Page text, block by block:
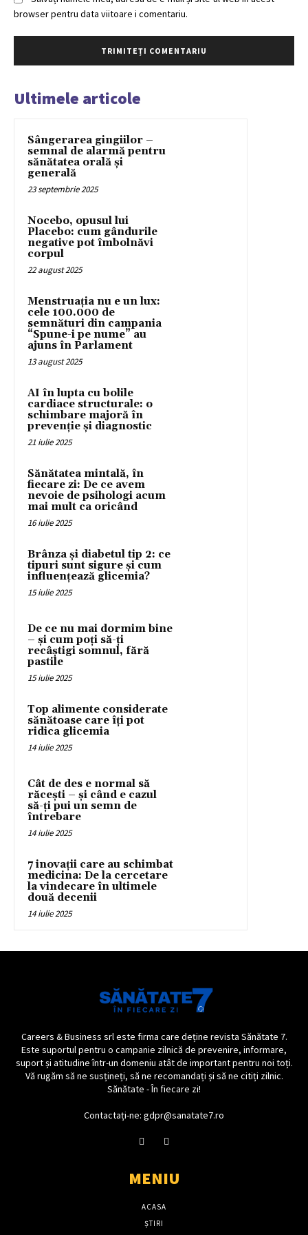
browser pentru data viitoare i comentariu.
Ultimele articole
Sângerarea gingiilor –
semnal de alarmă pentru
sănătatea orală și
generală
23 septembrie 2025
Nocebo, opusul lui
Placebo: cum gândurile
negative pot îmbolnăvi
corpul
22 august 2025
Menstruația nu e un lux:
cele 100.000 de
semnături din campania
“Spune-i pe nume” au
ajuns în Parlament
13 august 2025
AI în lupta cu bolile
cardiace structurale: o
schimbare majoră în
prevenție și diagnostic
21 iulie 2025
Sănătatea mintală, în
fiecare zi: De ce avem
nevoie de psihologi acum
mai mult ca oricând
16 iulie 2025
Brânza și diabetul tip 2: ce
tipuri sunt sigure și cum
influențează glicemia?
15 iulie 2025
De ce nu mai dormim bine
– și cum poți să-ți
recâștigi somnul, fără
pastile
15 iulie 2025
Top alimente considerate
sănătoase care îți pot
ridica glicemia
14 iulie 2025
Cât de des e normal să
răcești – și când e cazul
să-ți pui un semn de
întrebare
14 iulie 2025
7 inovații care au schimbat
medicina: De la cercetare
la vindecare în ultimele
două decenii
14 iulie 2025
Careers & Business srl este firma care deține revista Sănătate 7.
Este suportul pentru o campanie zilnică de prevenire, informare,
suport și atitudine într-un domeniu atât de important pentru noi toți.
Vă rugăm să ne susțineți, să ne recomandați și să ne citiți zilnic.
Sănătate - În fiecare zi!
Contactați-ne: gdpr@sanatate7.ro
MENIU
ACASA
ȘTIRI